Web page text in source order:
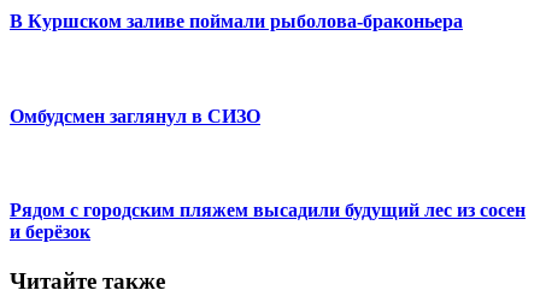
В Куршском заливе поймали рыболова-браконьера
Омбудсмен заглянул в СИЗО
Рядом с городским пляжем высадили будущий лес из сосен
и берёзок
Читайте также